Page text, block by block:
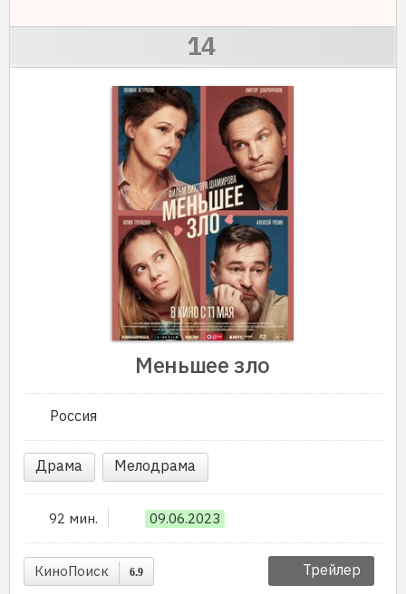
Меньшее зло
Россия
Драма Мелодрама
92 мин. 09.06.2023
КиноПоиск 6.9 Трейлер